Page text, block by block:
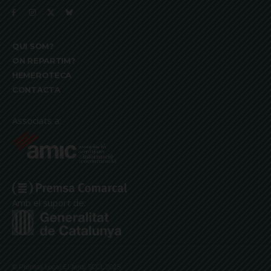
QUI SOM?
ON REPARTIM?
HEMEROTECA
CONTACTA
Associats a:
Amb el suport de:
© Premsa Local El Jardí SCCL 2025